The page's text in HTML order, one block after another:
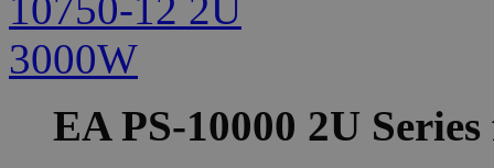
EA PS-10000 2U